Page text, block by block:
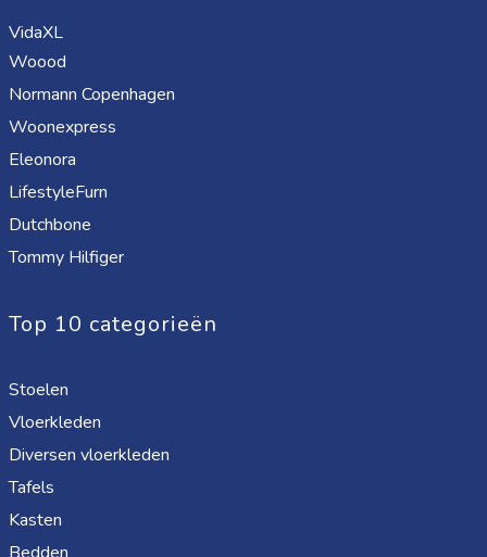
VidaXL
Woood
Normann Copenhagen
Woonexpress
Eleonora
LifestyleFurn
Dutchbone
Tommy Hilfiger
Top 10 categorieën
Stoelen
Vloerkleden
Diversen vloerkleden
Tafels
Kasten